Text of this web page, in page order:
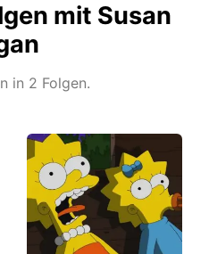
mit Susan
in 2 Folgen.